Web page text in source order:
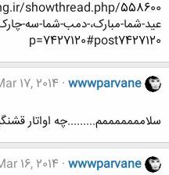
عید-شما-مبارک،-دمب-شما-سه-
p=7427120#post7427120
wwwparvane
17, 2014
سلامممممممم.........چه اواتار
wwwparvane
16, 2014